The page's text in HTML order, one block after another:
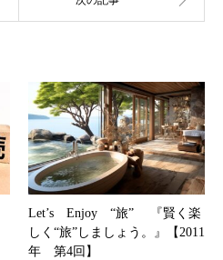
Let’s Enjoy “旅” 『賢く楽
しく“旅”しましょう。』【2011
年 第4回】